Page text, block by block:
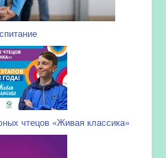
чтецов «Живая классика»